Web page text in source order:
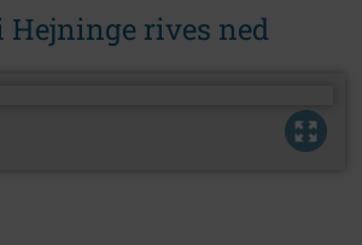
rives ned